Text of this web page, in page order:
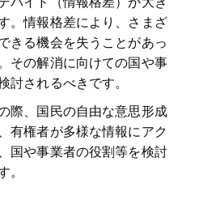
。情報格差により、さまざ
きる機会を失うことがあっ
その解消に向けての国や事
討されるべきです。
際、国民の自由な意思形成
有権者が多様な情報にアク
国や事業者の役割等を検討
。